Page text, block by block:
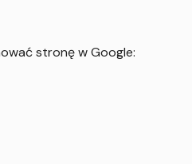
stronę w Google: